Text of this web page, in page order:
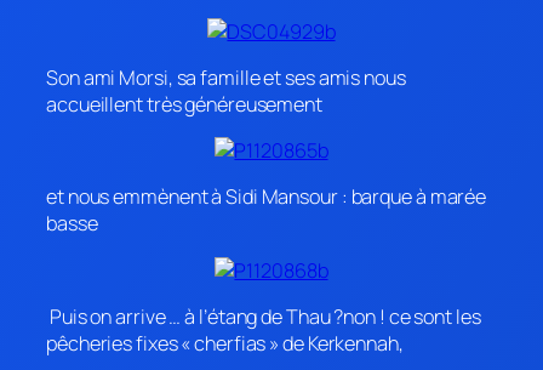
Son ami Morsi, sa famille et ses amis nous
accueillent très généreusement
et nous emmènent à Sidi Mansour : barque à marée
basse
Puis on arrive … à l’étang de Thau ?non ! ce sont les
pêcheries fixes « cherfias » de Kerkennah,